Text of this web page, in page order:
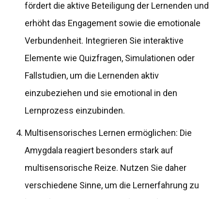
fördert die aktive Beteiligung der Lernenden und
erhöht das Engagement sowie die emotionale
Verbundenheit. Integrieren Sie interaktive
Elemente wie Quizfragen, Simulationen oder
Fallstudien, um die Lernenden aktiv
einzubeziehen und sie emotional in den
Lernprozess einzubinden.
Multisensorisches Lernen ermöglichen: Die
Amygdala reagiert besonders stark auf
multisensorische Reize. Nutzen Sie daher
verschiedene Sinne, um die Lernerfahrung zu